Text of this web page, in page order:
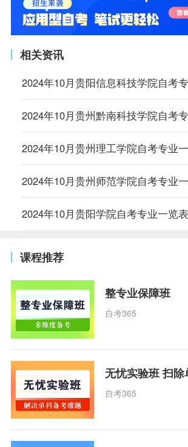
相关资讯
2024年10月贵阳信息科技学院自考
2024年10月贵州黔南科技学院自考
2024年10月贵州理工学院自考专业
2024年10月贵州师范学院自考专业
2024年10月贵阳学院自考专业一览表
课程推荐
整专业保障班
自考365
无忧实验班 扫
自考365